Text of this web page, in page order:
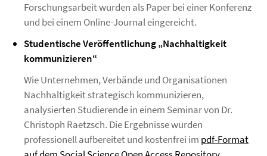
Forschungsarbeit wurden als Paper bei einer Konferenz
und bei einem Online-Journal eingereicht.
Studentische Veröffentlichung „Nachhaltigkeit
kommunizieren“
Wie Unternehmen, Verbände und Organisationen
Nachhaltigkeit strategisch kommunizieren,
analysierten Studierende in einem Seminar von Dr.
Christoph Raetzsch. Die Ergebnisse wurden
professionell aufbereitet und kostenfrei im pdf-Format